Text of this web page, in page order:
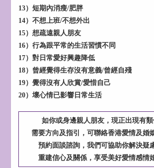
13）短期內消瘦/肥胖
14）不想上班/不想外出
15）想疏遠親人朋友
16）行為跟平常的生活習慣不同
17）對日常愛好興趣降低
18）曾經覺得生存沒有意義/曾經自殘
19）覺得沒有人欣賞/愛惜自己
20）壞心情已影響日常生活
如你或身邊親人朋友，現正出現有類
需要方向及指引，可聯絡香港愛情及婚
預約面談諮詢，我們可協助你解決疑
重建信心及關係，享受美好愛情感情